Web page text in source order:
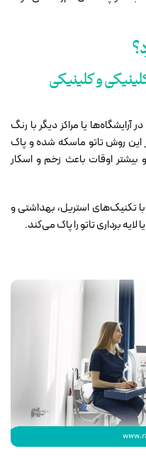
و کلینیکی
آرایشگاه‌ها یا مراکز دیگر با رنگ‌
این روش‌ تاتو ماسکه شده و پاک
اوقات باعث زخم و اسکار
استریل، بهداشتی و
لایه برداری تاتو را پاک می‌کند.